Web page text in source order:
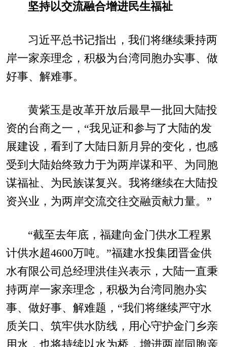
坚持以交流融合增进民生福祉
习近平总书记指出，我们将继续秉持两
岸一家亲理念，积极为台湾同胞办实事、做
好事、解难事。
黄紫玉是改革开放后最早一批回大陆投
资的台商之一，“我见证和参与了大陆的发
展建设，看到了大陆日新月异的变化，也感
受到大陆始终致力于为两岸谋和平、为同胞
谋福祉、为民族谋复兴。我将继续在大陆投
资兴业，为两岸交流交往交融贡献力量。”
“截至去年底，福建向金门供水工程累
计供水超4600万吨。”福建水投集团晋金供
水有限公司总经理洪佳兴表示，大陆一直秉
持两岸一家亲理念，积极为台湾同胞办实
事、做好事、解难题，“我们将继续严守水
质关口、筑牢供水防线，用心守护金门乡亲
用水，也将持续以水为桥，增进两岸同胞亲